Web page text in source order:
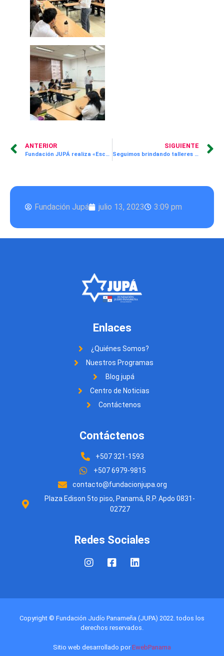
ANTERIOR
Fundación JUPÁ realiza «Escuela para Padres» en la escuela Octavio M. Pereira con temas emocionales es fundamental para brindar un apoyo sólido a sus hijos.
SIGUIENTE
Seguimos brindando talleres de orientación vocacional a los estudiantes de nuestro programa ¡Supérate! JUPÁ con el apoyo de egresados
Fundación Jupá julio 13, 2023 3:09 pm
Enlaces
¿Quiénes Somos?
Nuestros Programas
Blog jupá
Centro de Noticias
Contáctenos
Contáctenos
+507 321-1593
+507 6979-9815
contacto@fundacionjupa.org
Plaza Edison 5to piso, Panamá, R.P. Apdo 0831-
02727
Redes Sociales
Copyright © Fundación Judío Panameña (JUPA) 2022. todos los
derechos reservados.
Sitio web desarrollado porEwebPanama